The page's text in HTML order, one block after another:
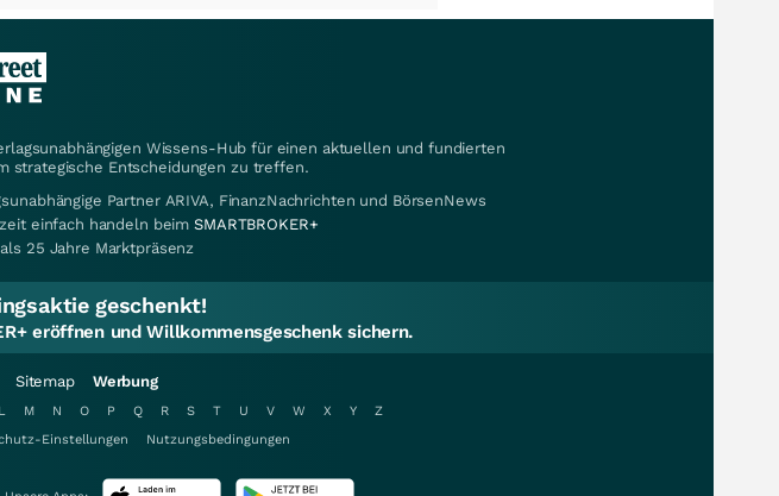
Wissens-Hub für einen aktuellen und fundierten
strategische Entscheidungen zu treffen.
Partner ARIVA, FinanzNachrichten und BörsenNews
einfach handeln beimSMARTBROKER+
25 Jahre Marktpräsenz
geschenkt!
eröffnen und Willkommensgeschenk sichern.
Sitemap Werbung
L M N O P Q R S T U V W X Y
Z
Einstellungen Nutzungsbedingungen